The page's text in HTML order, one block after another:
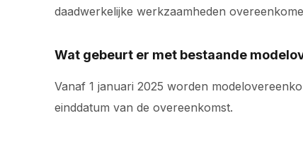
daadwerkelijke werkzaamheden
Wat gebeurt er met bestaande
Vanaf 1 januari 2025 worden
einddatum van de overeenkomst.